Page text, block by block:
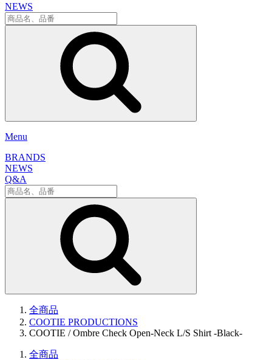
NEWS
Menu
BRANDS
NEWS
Q&A
全商品
COOTIE PRODUCTIONS
COOTIE / Ombre Check Open-Neck L/S Shirt -Black-
全商品